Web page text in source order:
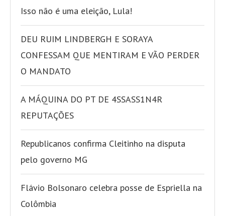
Isso não é uma eleição, Lula!
DEU RUIM LINDBERGH E SORAYA
CONFESSAM QUE MENTIRAM E VÃO PERDER
O MANDATO
A MÁQUINA DO PT DE 4SSASS1N4R
REPUTAÇÕES
Republicanos confirma Cleitinho na disputa
pelo governo MG
Flávio Bolsonaro celebra posse de Espriella na
Colômbia